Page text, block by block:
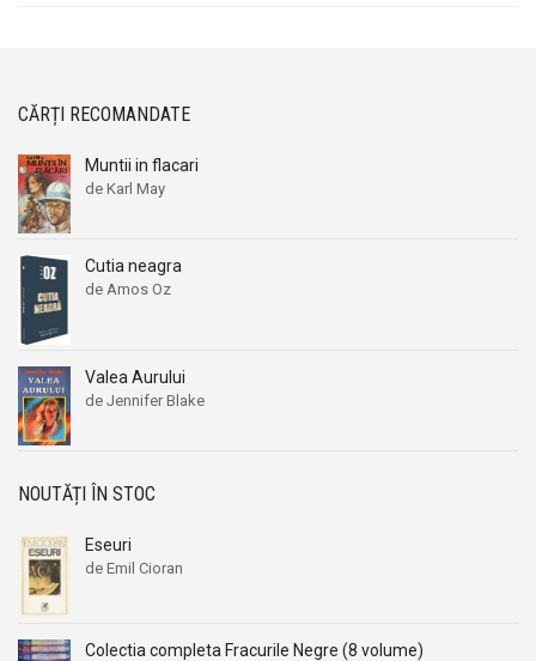
CĂRȚI RECOMANDATE
Muntii in flacari
de Karl May
Cutia neagra
de Amos Oz
Valea Aurului
de Jennifer Blake
NOUTĂȚI ÎN STOC
Eseuri
de Emil Cioran
Colectia completa Fracurile Negre (8 volume)